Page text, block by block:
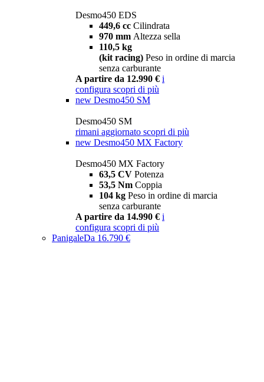
Desmo450 EDS
449,6 cc Cilindrata
970 mm Altezza sella
110,5 kg
(kit racing) Peso in ordine di marcia
senza carburante
A partire da 12.990 € i
configura scopri di più
new Desmo450 SM
Desmo450 SM
rimani aggiornato scopri di più
new Desmo450 MX Factory
Desmo450 MX Factory
63,5 CV Potenza
53,5 Nm Coppia
104 kg Peso in ordine di marcia
senza carburante
A partire da 14.990 € i
configura scopri di più
PanigaleDa 16.790 €